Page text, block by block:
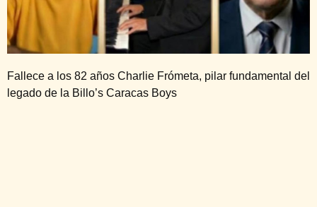
Fallece a los 82 años Charlie Frómeta, pilar fundamental del
legado de la Billo’s Caracas Boys